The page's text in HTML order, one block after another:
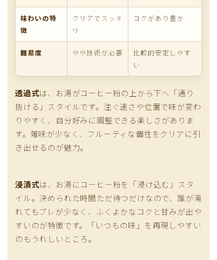
味わいの特
徴
クリアでスッキ
リ
コクがあり豊か
難易度 やや技術が必要
比較的安定しやす
い
透過式は、お湯がコーヒー粉の上から下へ「通り
抜ける」スタイルです。注ぐ速さや位置で味が変わ
りやすく、自分好みに調整できる楽しさがありま
す。雑味が少なく、フルーティな個性をクリアに引
き出せるのが魅力。
浸漬式は、お湯にコーヒー粉を「浸け込む」スタ
イル。決められた時間ただ待つだけなので、誰が淹
れてもブレが少なく、ふくよかなコクと甘みが出や
すいのが特徴です。「いつもの味」を再現しやすい
のもうれしいところ。